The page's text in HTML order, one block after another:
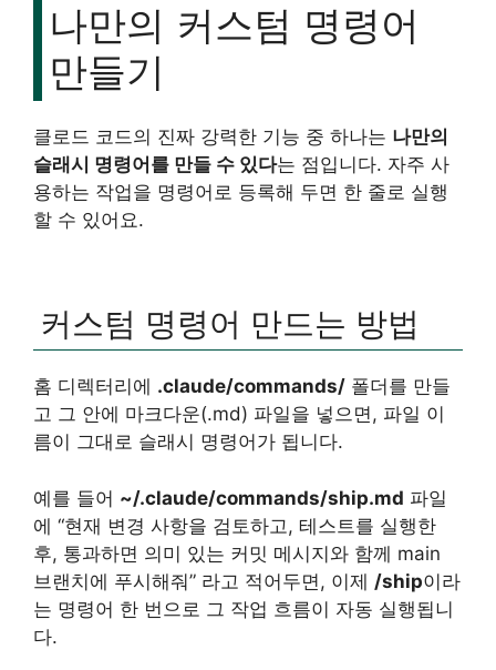
나만의 커스텀 명령어
만들기
클로드 코드의 진짜 강력한 기능 중 하나는 나만의
슬래시 명령어를 만들 수 있다는 점입니다. 자주 사
용하는 작업을 명령어로 등록해 두면 한 줄로 실행
할 수 있어요.
커스텀 명령어 만드는 방법
홈 디렉터리에 .claude/commands/ 폴더를 만들
고 그 안에 마크다운(.md) 파일을 넣으면, 파일 이
름이 그대로 슬래시 명령어가 됩니다.
예를 들어 ~/.claude/commands/ship.md 파일
에 “현재 변경 사항을 검토하고, 테스트를 실행한
후, 통과하면 의미 있는 커밋 메시지와 함께 main
브랜치에 푸시해줘” 라고 적어두면, 이제 /ship이라
는 명령어 한 번으로 그 작업 흐름이 자동 실행됩니
다.